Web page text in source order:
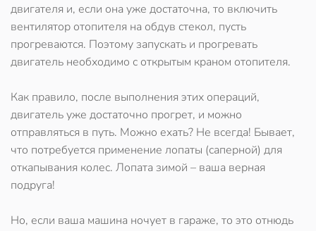
двигателя и, если она уже достаточна, то включить
вентилятор отопителя на обдув стекол, пусть
прогреваются. Поэтому запускать и прогревать
двигатель необходимо с открытым краном отопителя.
Как правило, после выполнения этих операций,
двигатель уже достаточно прогрет, и можно
отправляться в путь. Можно ехать? Не всегда! Бывает,
что потребуется применение лопаты (саперной) для
откапывания колес. Лопата зимой – ваша верная
подруга!
Но, если ваша машина ночует в гараже, то это отнюдь